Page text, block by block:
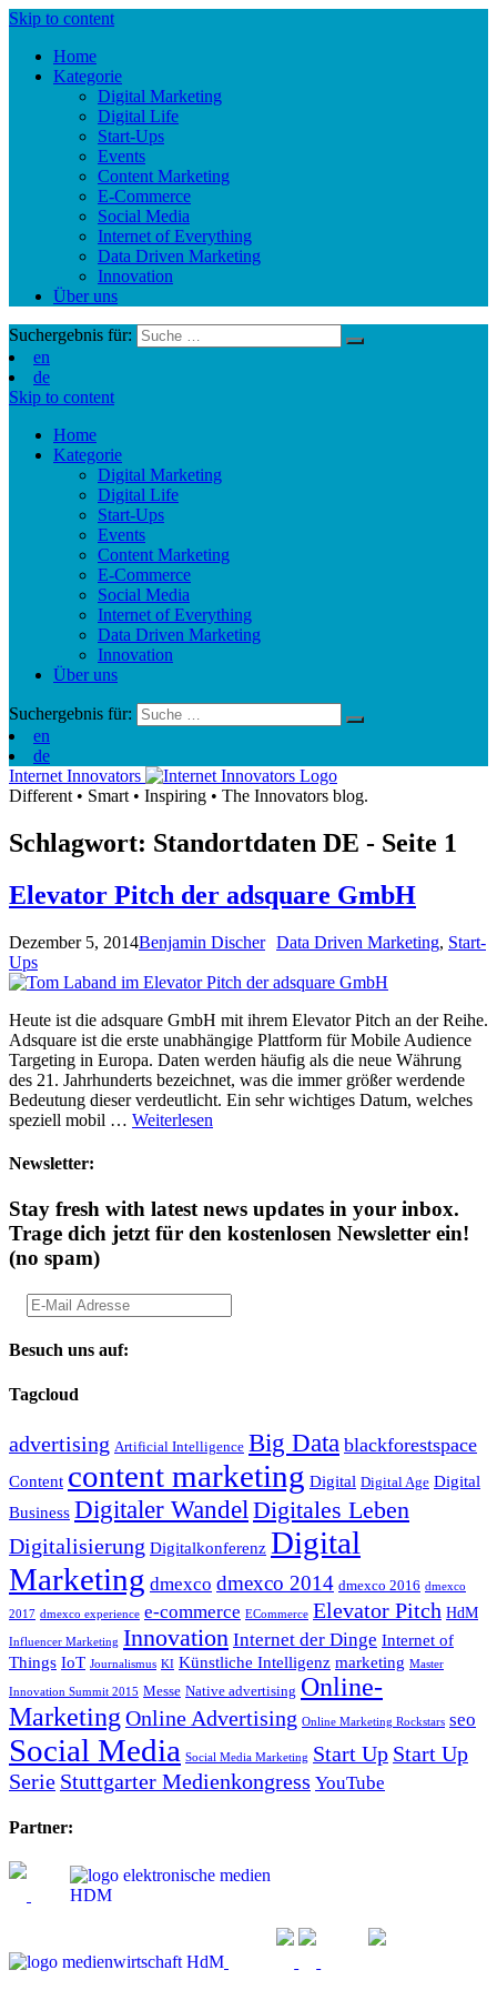
Skip to content
Home
Kategorie
Digital Marketing
Digital Life
Start-Ups
Events
Content Marketing
E-Commerce
Social Media
Internet of Everything
Data Driven Marketing
Innovation
Über uns
Suchergebnis für:
en
de
Skip to content
Home
Kategorie
Digital Marketing
Digital Life
Start-Ups
Events
Content Marketing
E-Commerce
Social Media
Internet of Everything
Data Driven Marketing
Innovation
Über uns
Suchergebnis für:
en
de
Internet Innovators
Different • Smart • Inspiring • The Innovators blog.
Schlagwort: Standortdaten DE - Seite 1
Elevator Pitch der adsquare GmbH
Dezember 5, 2014Benjamin Discher Data Driven Marketing, Start-
Ups
Heute ist die adsquare GmbH mit ihrem Elevator Pitch an der Reihe.
Adsquare ist die erste unabhängige Plattform für Mobile Audience
Targeting in Europa. Daten werden häufig als die neue Währung
des 21. Jahrhunderts bezeichnet, was die immer größer werdende
Bedeutung dieser verdeutlicht. Ein sehr wichtiges Datum, welches
speziell mobil … Weiterlesen
Newsletter:
Stay fresh with latest news updates in your inbox.
Trage dich jetzt für den kostenlosen Newsletter ein!
(no spam)
Besuch uns auf:
Tagcloud
advertising Artificial Intelligence Big Data blackforestspace
Content content marketing Digital Digital Age Digital
Business Digitaler Wandel Digitales Leben
Digitalisierung Digitalkonferenz Digital
Marketing dmexco dmexco 2014 dmexco 2016 dmexco
2017 dmexco experience e-commerce ECommerce Elevator Pitch HdM
Influencer Marketing Innovation Internet der Dinge Internet of
Things IoT Journalismus KI Künstliche Intelligenz marketing Master
Innovation Summit 2015 Messe Native advertising Online-
Marketing Online Advertising Online Marketing Rockstars seo
Social Media Social Media Marketing Start Up Start Up
Serie Stuttgarter Medienkongress YouTube
Partner: